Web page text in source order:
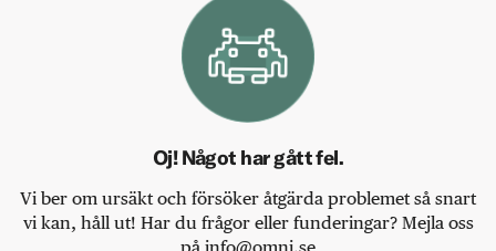
Oj! Något har gått fel.
Vi ber om ursäkt och försöker åtgärda problemet så snart
vi kan, håll ut! Har du frågor eller funderingar? Mejla oss